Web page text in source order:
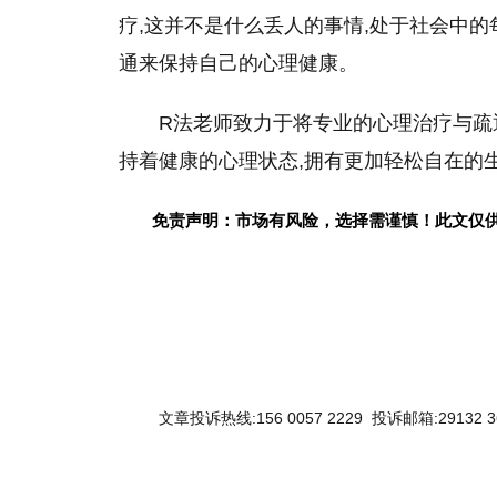
疗,这并不是什么丢人的事情,处于社会中
通来保持自己的心理健康。
R法老师致力于将专业的心理治疗与
持着健康的心理状态,拥有更加轻松自在的
免责声明：市场有风险，选择需谨慎！此文仅
文章投诉热线:156 0057 2229 投诉邮箱:29132